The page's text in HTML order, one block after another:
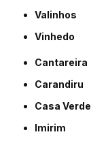
Valinhos
Vinhedo
Cantareira
Carandiru
Casa Verde
Imirim